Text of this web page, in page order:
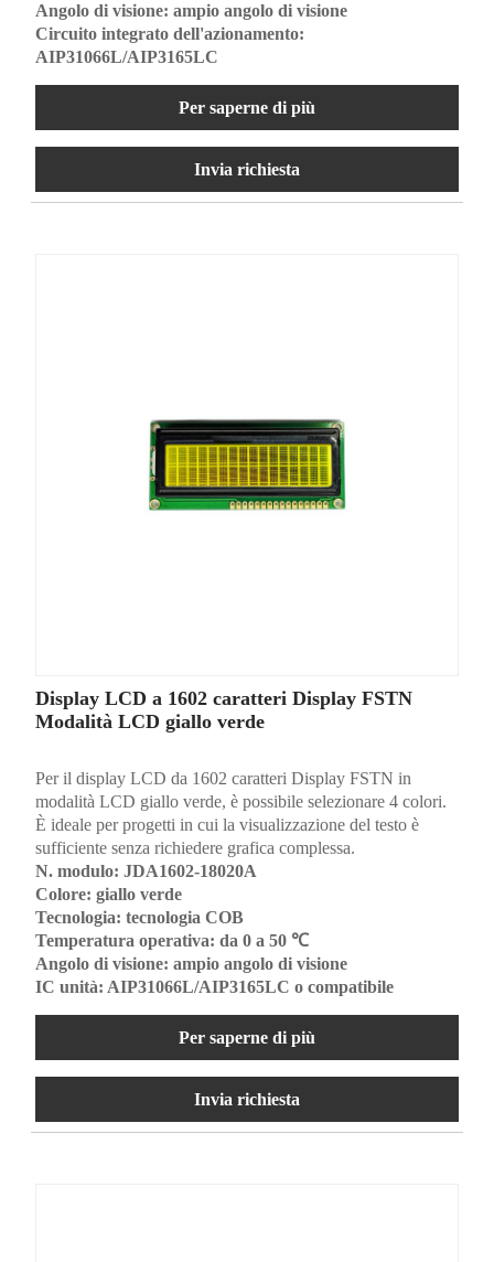
Angolo di visione: ampio angolo di visione
Circuito integrato dell'azionamento:
AIP31066L/AIP3165LC
Per saperne di più
Invia richiesta
Display LCD a 1602 caratteri Display FSTN
Modalità LCD giallo verde
Per il display LCD da 1602 caratteri Display FSTN in
modalità LCD giallo verde, è possibile selezionare 4 colori.
È ideale per progetti in cui la visualizzazione del testo è
sufficiente senza richiedere grafica complessa.
N. modulo: JDA1602-18020A
Colore: giallo verde
Tecnologia: tecnologia COB
Temperatura operativa: da 0 a 50 ℃
Angolo di visione: ampio angolo di visione
IC unità: AIP31066L/AIP3165LC o compatibile
Per saperne di più
Invia richiesta